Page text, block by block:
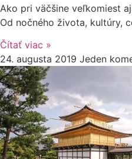
Ako pri väčšine veľkomiest
Od nočného života, kultúry,
Čítať viac »
24. augusta 2019 Jeden